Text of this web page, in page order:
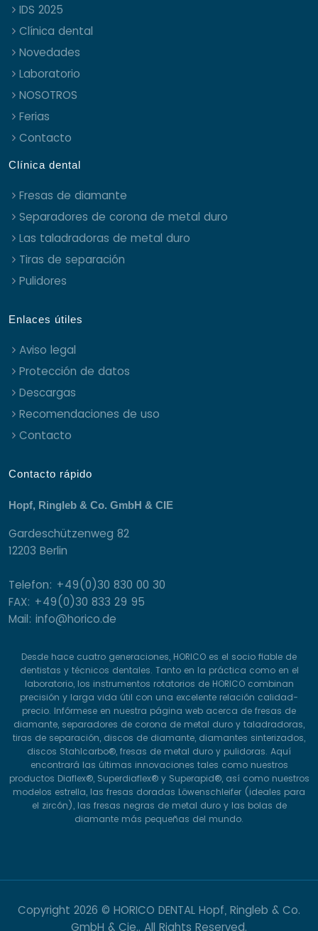
IDS 2025
Clínica dental
Novedades
Laboratorio
NOSOTROS
Ferias
Contacto
Clínica dental
Fresas de diamante
Separadores de corona de metal duro
Las taladradoras de metal duro
Tiras de separación
Pulidores
Enlaces útiles
Aviso legal
Protección de datos
Descargas
Recomendaciones de uso
Contacto
Contacto rápido
Hopf, Ringleb & Co. GmbH & CIE
Gardeschützenweg 82
12203 Berlin
Telefon: +49(0)30 830 00 30
FAX: +49(0)30 833 29 95
Mail: info@horico.de
Desde hace cuatro generaciones, HORICO es el socio fiable de
dentistas y técnicos dentales. Tanto en la práctica como en el
laboratorio, los instrumentos rotatorios de HORICO combinan
precisión y larga vida útil con una excelente relación calidad-
precio. Infórmese en nuestra página web acerca de fresas de
diamante, separadores de corona de metal duro y taladradoras,
tiras de separación, discos de diamante, diamantes sinterizados,
discos Stahlcarbo®, fresas de metal duro y pulidoras. Aquí
encontrará las últimas innovaciones tales como nuestros
productos Diaflex®, Superdiaflex® y Superapid®, así como nuestros
modelos estrella, las fresas doradas Löwenschleifer (ideales para
el zircón), las fresas negras de metal duro y las bolas de
diamante más pequeñas del mundo.
Copyright 2026 © HORICO DENTAL Hopf, Ringleb & Co.
GmbH & Cie.. All Rights Reserved.